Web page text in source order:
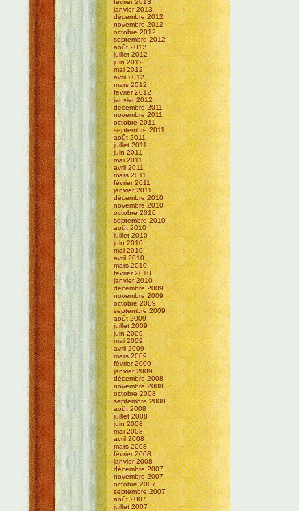
février 2013
janvier 2013
décembre 2012
novembre 2012
octobre 2012
septembre 2012
août 2012
juillet 2012
juin 2012
mai 2012
avril 2012
mars 2012
février 2012
janvier 2012
décembre 2011
novembre 2011
octobre 2011
septembre 2011
août 2011
juillet 2011
juin 2011
mai 2011
avril 2011
mars 2011
février 2011
janvier 2011
décembre 2010
novembre 2010
octobre 2010
septembre 2010
août 2010
juillet 2010
juin 2010
mai 2010
avril 2010
mars 2010
février 2010
janvier 2010
décembre 2009
novembre 2009
octobre 2009
septembre 2009
août 2009
juillet 2009
juin 2009
mai 2009
avril 2009
mars 2009
février 2009
janvier 2009
décembre 2008
novembre 2008
octobre 2008
septembre 2008
août 2008
juillet 2008
juin 2008
mai 2008
avril 2008
mars 2008
février 2008
janvier 2008
décembre 2007
novembre 2007
octobre 2007
septembre 2007
août 2007
juillet 2007